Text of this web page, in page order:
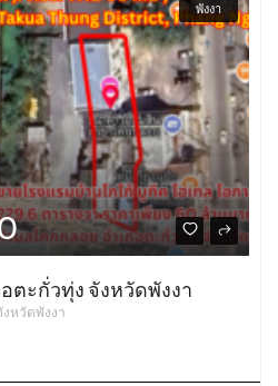
พังงา
ตะกั่วทุ่ง จังหวัดพังงา
หวัดพังงา